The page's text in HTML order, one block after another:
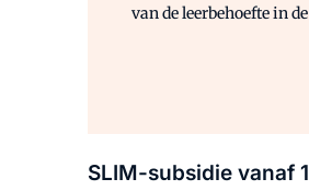
van de leerbehoefte in
SLIM-subsidie vanaf